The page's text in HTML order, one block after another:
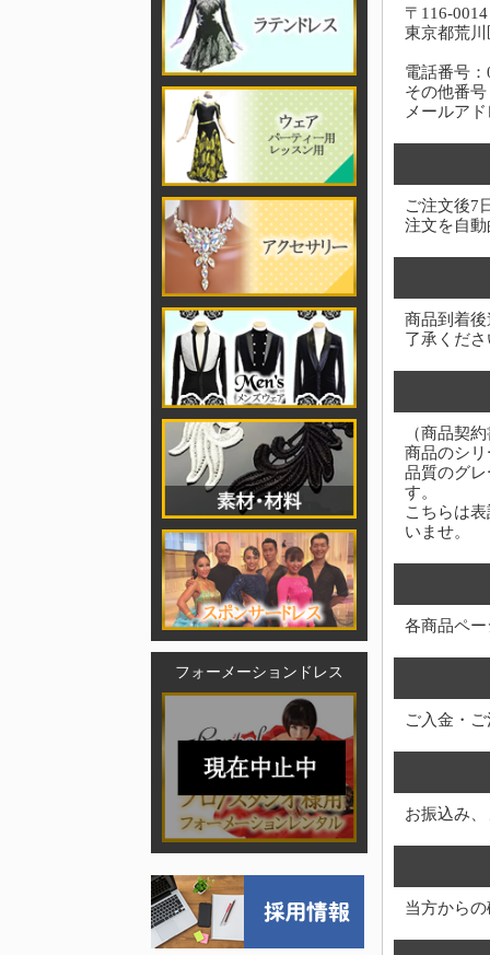
フォーメーションドレス
〒116-0014
東京都荒
電話番号
その他番
メールア
ご注文後7
注文を自
商品到着
了承くだ
（商品契
商品のシ
品質のグ
す。
こちらは
いませ。
各商品ペ
ご入金・
お振込み
当方から